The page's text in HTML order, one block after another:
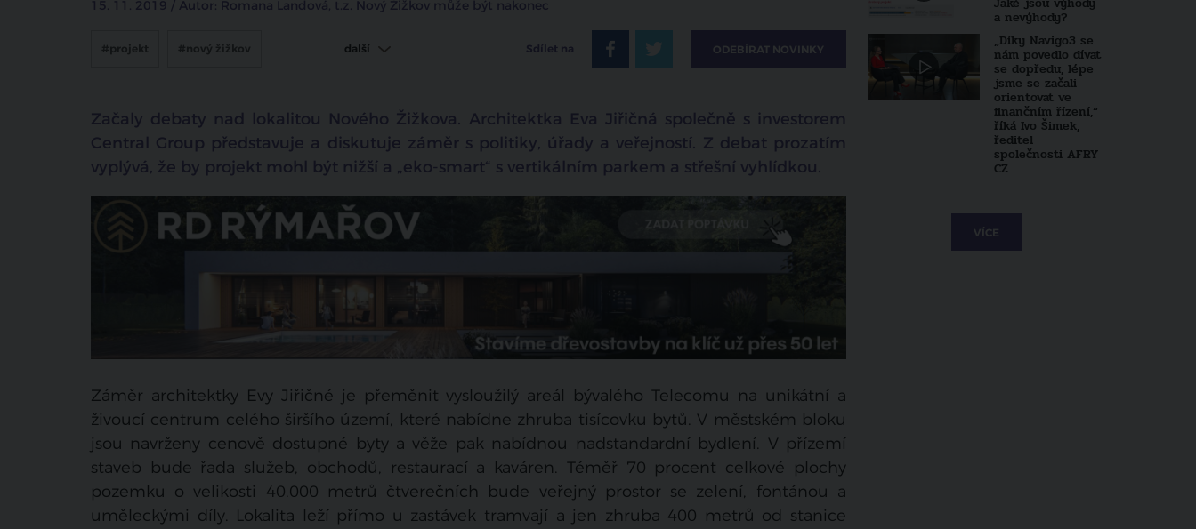
15. 11. 2019 / Autor: Romana Landová, t.z. Nový Žižkov může být nakonec
#projekt #nový žižkov další Sdílet na ODEBÍRAT NOVINKY
Začaly debaty nad lokalitou Nového Žižkova. Architektka Eva Jiřičná společně s investorem
Central Group představuje a diskutuje záměr s politiky, úřady a veřejností. Z debat prozatím
vyplývá, že by projekt mohl být nižší a „eko-smart“ s vertikálním parkem a střešní vyhlídkou.
Záměr architektky Evy Jiřičné je přeměnit vysloužilý areál bývalého Telecomu na unikátní a
živoucí centrum celého širšího území, které nabídne zhruba tisícovku bytů. V městském bloku
jsou navrženy cenově dostupné byty a věže pak nabídnou nadstandardní bydlení. V přízemí
staveb bude řada služeb, obchodů, restaurací a kaváren. Téměř 70 procent celkové plochy
pozemku o velikosti 40.000 metrů čtverečních bude veřejný prostor se zelení, fontánou a
uměleckými díly. Lokalita leží přímo u zastávek tramvají a jen zhruba 400 metrů od stanice
a nevýhody?
„Díky Navigo3 se
nám povedlo dívat
se dopředu, lépe
jsme se začali
orientovat ve
finančním řízení,“
říká Ivo Šimek,
ředitel
společnosti AFRY
CZ
VÍCE